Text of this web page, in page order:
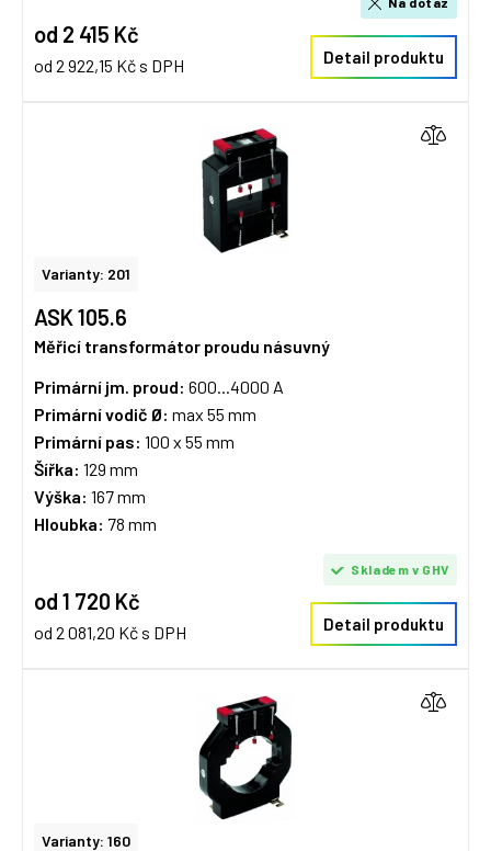
od 2 415 Kč
od 2 922,15 Kč s DPH Detail produktu
Varianty: 201
ASK 105.6
Měřicí transformátor proudu násuvný
Primární jm. proud: 600...4000 A
Primární vodič Ø: max 55 mm
Primární pas: 100 x 55 mm
Šířka: 129 mm
Výška: 167 mm
Hloubka: 78 mm
od 1 720 Kč
od 2 081,20 Kč s DPH
Skladem v GHV
Detail produktu
Varianty: 160